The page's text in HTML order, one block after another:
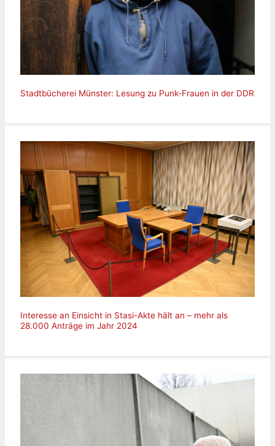
Stadtbücherei Münster: Lesung zu Punk-Frauen in der DDR
Interesse an Einsicht in Stasi-Akte hält an – mehr als
28.000 Anträge im Jahr 2024